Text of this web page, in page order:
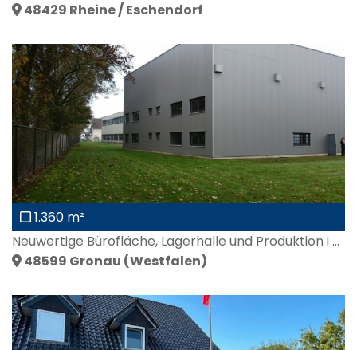
48429 Rheine / Eschendorf
1.360 m²
Neuwertige Bürofläche, Lagerhalle und Produktion i ...
48599 Gronau (Westfalen)